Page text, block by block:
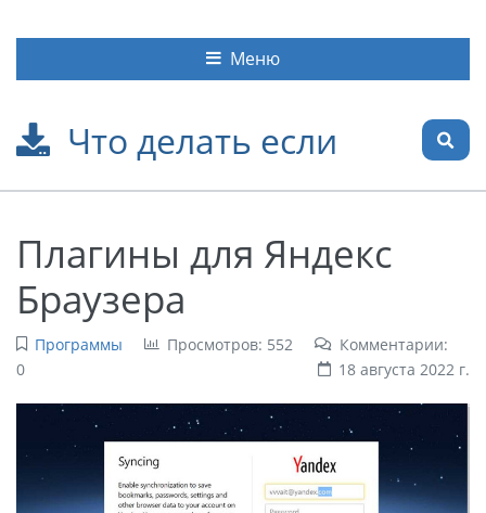
Что делать если
Меню
Плагины для Яндекс
Браузера
Программы Просмотров: 552
Комментарии:
0
18 августа 2022 г.